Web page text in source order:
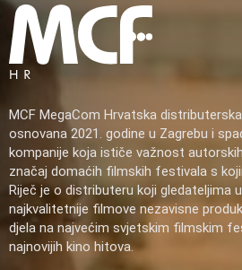
MCF MegaCom Hrvatska
osnovana 2021. godine u Zagrebu i
kompanije koja ističe važnost
značaj domaćih filmskih festivala s
Riječ je o distributeru koji gledateljima
najkvalitetnije filmove nezavisne
djela na najvećim svjetskim filmskim
najnovijih kino hitova.